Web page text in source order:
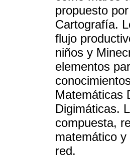
propuesto
Cartografía.
flujo
niños y
elementos
Matemáticas
Digimáticas.
compuesta,
matemático
red.